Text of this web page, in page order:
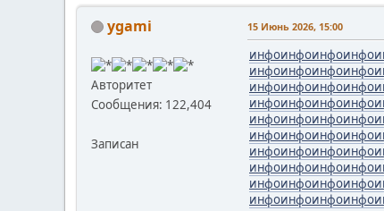
ygami
Авторитет
Сообщения: 122,404
Записан
15 Июнь 2026, 15:00
инфоинфоинфоинфо
инфоинфоинфоинфо
инфоинфоинфоинфо
инфоинфоинфоинфо
инфоинфоинфоинфо
инфоинфоинфоинфо
инфоинфоинфоинфо
инфоинфоинфоинфо
инфоинфоинфоинфо
инфоинфоинфоинфо